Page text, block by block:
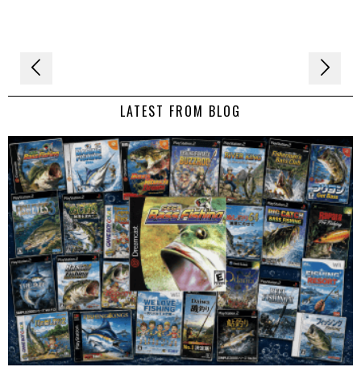
Navigation
de LATEST FROM BLOG